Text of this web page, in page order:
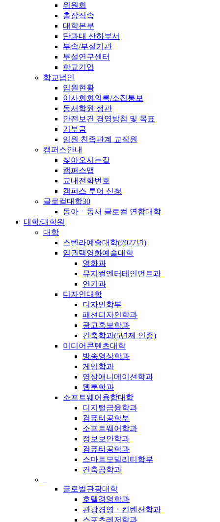
위원회
총장직속
대학본부
단과대 산하부서
부속/부설기관
부설연구센터
학교기업
학교법인
임원현황
이사회회의록/소집통보
동서학원 정관
안전보건 경영방침 및 목표
기부금
임원 친족관계 교직원
캠퍼스안내
찾아오시는길
캠퍼스맵
교내전화번호
캠퍼스 투어 신청
글로컬대학30
동아ㆍ동서 글로컬 연합대학
대학/대학원
대학
스텔라예술대학(2027년)
임권택영화예술대학
영화과
뮤지컬엔터테인먼트과
연기과
디자인대학
디자인학부
패션디자인학과
광고홍보학과
건축학과(5년제 인증)
미디어콘텐츠대학
방송영상학과
게임학과
영상애니메이션학과
웹툰학과
소프트웨어융합대학
디지털금융학과
컴퓨터공학부
소프트웨어학과
정보보안학과
컴퓨터공학과
스마트모빌리티학부
건축공학과
글로벌관광대학
호텔경영학과
관광경영ㆍ컨벤션학과
스포츠레저학과